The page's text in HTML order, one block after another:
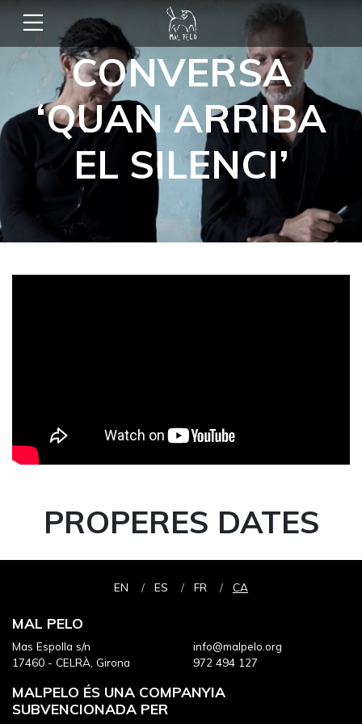
CONVERSA
‘QUAN ARRIBA
EL SILENCI’
PROPERES DATES
EN ES FR CA
MAL PELO
Mas Espolla s/n
17460 - CELRÀ, Girona
info@malpelo.org
972 494 127
MALPELO ÉS UNA COMPANYIA
SUBVENCIONADA PER